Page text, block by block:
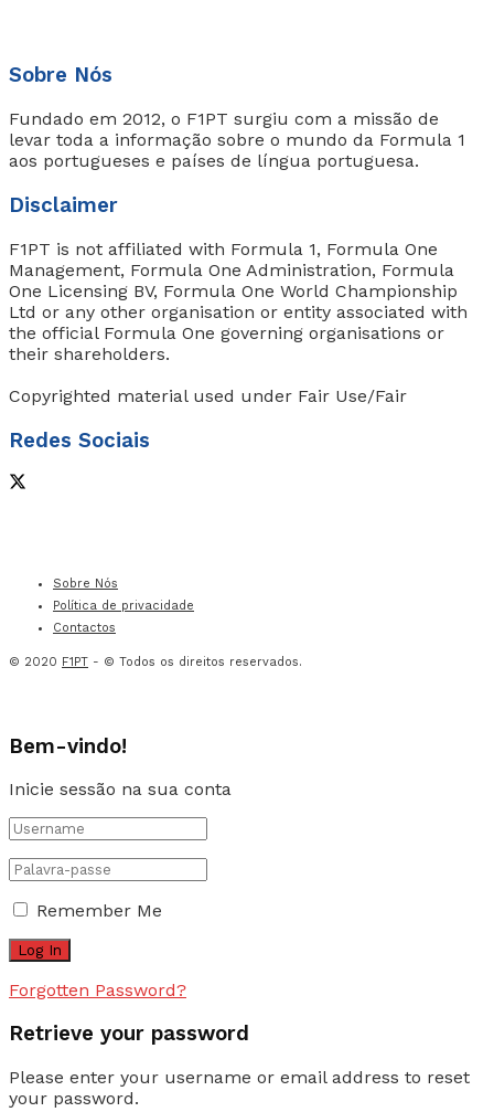
Sobre Nós
Fundado em 2012, o F1PT surgiu com a missão de
levar toda a informação sobre o mundo da Formula 1
aos portugueses e países de língua portuguesa.
Disclaimer
F1PT is not affiliated with Formula 1, Formula One
Management, Formula One Administration, Formula
One Licensing BV, Formula One World Championship
Ltd or any other organisation or entity associated with
the official Formula One governing organisations or
their shareholders.
Copyrighted material used under Fair Use/Fair
Redes Sociais
Sobre Nós
Política de privacidade
Contactos
© 2020 F1PT - © Todos os direitos reservados.
Bem-vindo!
Inicie sessão na sua conta
Remember Me
Forgotten Password?
Retrieve your password
Please enter your username or email address to reset
your password.